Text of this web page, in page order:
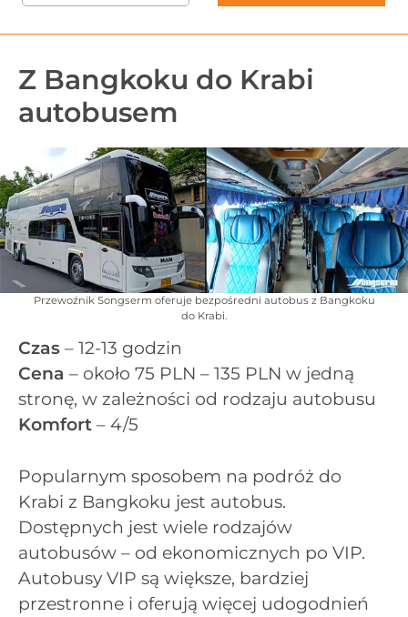
Z Bangkoku do Krabi
autobusem
Przewoźnik Songserm oferuje bezpośredni autobus z Bangkoku
do Krabi.
Czas – 12-13 godzin
Cena – około 75 PLN – 135 PLN w jedną
stronę, w zależności od rodzaju autobusu
Komfort – 4/5
Popularnym sposobem na podróż do
Krabi z Bangkoku jest autobus.
Dostępnych jest wiele rodzajów
autobusów – od ekonomicznych po VIP.
Autobusy VIP są większe, bardziej
przestronne i oferują więcej udogodnień